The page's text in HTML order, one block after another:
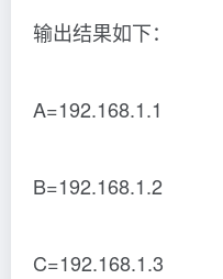
输出结果如下：
A=192.168.1.1
B=192.168.1.2
C=192.168.1.3